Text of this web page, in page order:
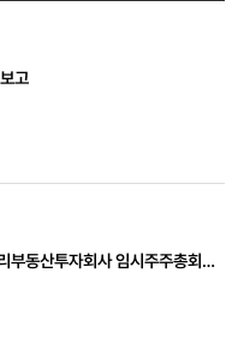
고
부동산투자회사 임시주주총회의